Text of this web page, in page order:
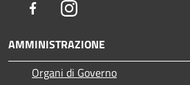
FacebookInstagram
AMMINISTRAZIONE
Organi di Governo